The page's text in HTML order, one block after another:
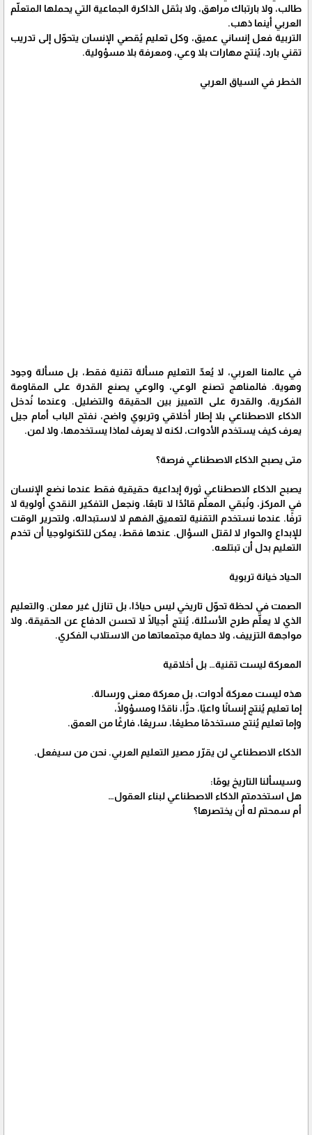
طالب، ولا بارتباك مراهق، ولا بثقل الذاكرة الجماعية التي يحملها المتعلّم
العربي أينما ذهب.
التربية فعل إنساني عميق، وكل تعليم يُقصي الإنسان يتحوّل إلى تدريب
تقني بارد، يُنتج مهارات بلا وعي، ومعرفة بلا مسؤولية.
الخطر في السياق العربي
في عالمنا العربي، لا يُعدّ التعليم مسألة تقنية فقط، بل مسألة وجود
وهوية. فالمناهج تصنع الوعي، والوعي يصنع القدرة على المقاومة
الفكرية، والقدرة على التمييز بين الحقيقة والتضليل. وعندما نُدخل
الذكاء الاصطناعي بلا إطار أخلاقي وتربوي واضح، نفتح الباب أمام جيل
يعرف كيف يستخدم الأدوات، لكنه لا يعرف لماذا يستخدمها، ولا لمن.
متى يصبح الذكاء الاصطناعي فرصة؟
يصبح الذكاء الاصطناعي ثورة إبداعية حقيقية فقط عندما نضع الإنسان
في المركز، ونُبقي المعلّم قائدًا لا تابعًا، ونجعل التفكير النقدي أولوية لا
ترفًا. عندما نستخدم التقنية لتعميق الفهم لا لاستبداله، ولتحرير الوقت
للإبداع والحوار لا لقتل السؤال. عندها فقط، يمكن للتكنولوجيا أن تخدم
التعليم بدل أن تبتلعه.
الحياد خيانة تربوية
الصمت في لحظة تحوّل تاريخي ليس حيادًا، بل تنازل غير معلن. والتعليم
الذي لا يعلّم طرح الأسئلة، يُنتج أجيالًا لا تحسن الدفاع عن الحقيقة، ولا
مواجهة التزييف، ولا حماية مجتمعاتها من الاستلاب الفكري.
المعركة ليست تقنية… بل أخلاقية
هذه ليست معركة أدوات، بل معركة معنى ورسالة.
إما تعليم يُنتج إنسانًا واعيًا، حرًّا، ناقدًا ومسؤولًا،
وإما تعليم يُنتج مستخدمًا مطيعًا، سريعًا، فارغًا من العمق.
الذكاء الاصطناعي لن يقرّر مصير التعليم العربي. نحن من سيفعل.
وسيسألنا التاريخ يومًا:
هل استخدمتم الذكاء الاصطناعي لبناء العقول…
أم سمحتم له أن يختصرها؟